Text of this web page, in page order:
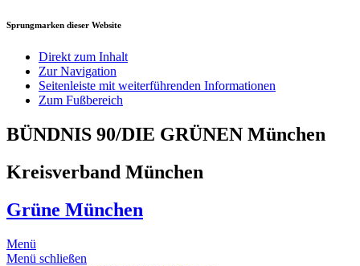
Sprungmarken dieser Website
Direkt zum Inhalt
Zur Navigation
Seitenleiste mit weiterführenden Informationen
Zum Fußbereich
BÜNDNIS 90/DIE GRÜNEN München
Kreisverband München
Grüne München
Menü
Menü schließen